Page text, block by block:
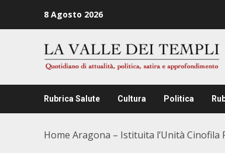
8 Agosto 2026
Rubrica Salute Cultura Politica
Home Aragona – Istituita l’Unità Cinofila